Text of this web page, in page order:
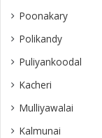
Poonakary
Polikandy
Puliyankoodal
Kacheri
Mulliyawalai
Kalmunai